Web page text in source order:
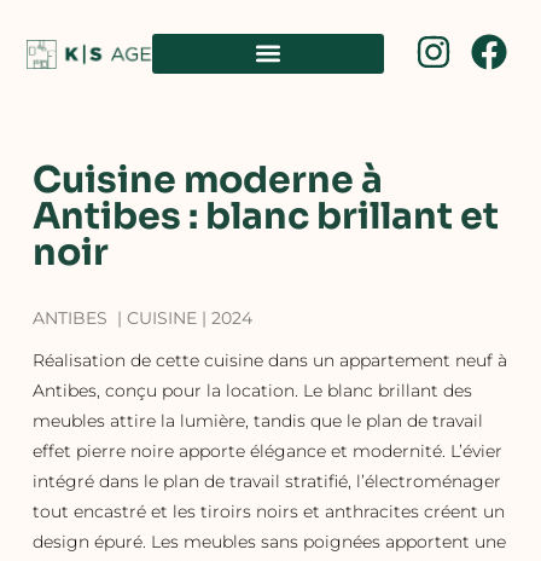
Cuisine moderne à
Antibes : blanc brillant et
noir
ANTIBES | CUISINE | 2024
Réalisation de cette cuisine dans un appartement neuf à
Antibes, conçu pour la location. Le blanc brillant des
meubles attire la lumière, tandis que le plan de travail
effet pierre noire apporte élégance et modernité. L’évier
intégré dans le plan de travail stratifié, l’électroménager
tout encastré et les tiroirs noirs et anthracites créent un
design épuré. Les meubles sans poignées apportent une